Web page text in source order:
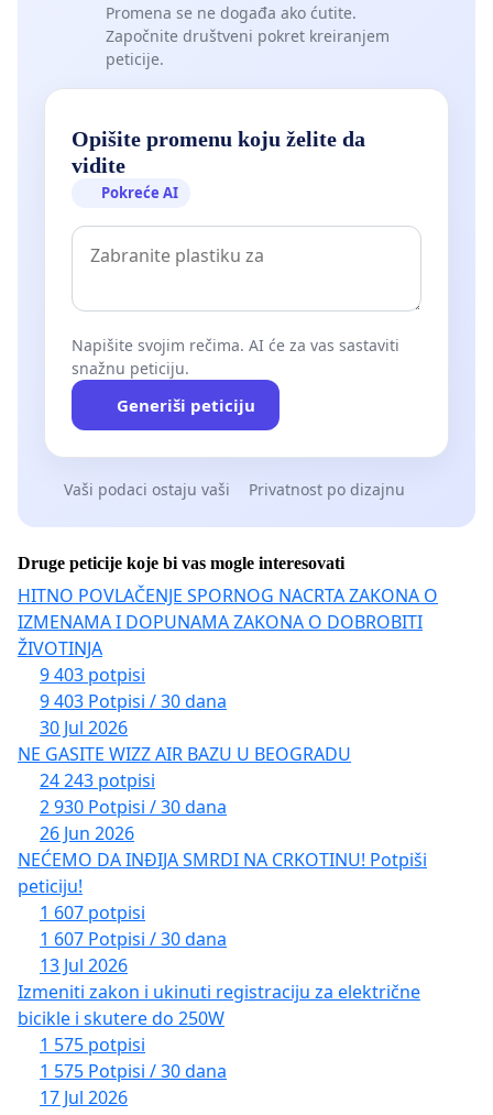
Promena se ne događa ako ćutite.
Započnite društveni pokret kreiranjem
peticije.
Opišite promenu koju želite da
vidite
Pokreće AI
Napišite svojim rečima. AI će za vas sastaviti
snažnu peticiju.
Generiši peticiju
Vaši podaci ostaju vaši Privatnost po dizajnu
Druge peticije koje bi vas mogle interesovati
HITNO POVLAČENJE SPORNOG NACRTA ZAKONA O
IZMENAMA I DOPUNAMA ZAKONA O DOBROBITI
ŽIVOTINJA
9 403 potpisi
9 403 Potpisi / 30 dana
30 Jul 2026
NE GASITE WIZZ AIR BAZU U BEOGRADU
24 243 potpisi
2 930 Potpisi / 30 dana
26 Jun 2026
NEĆEMO DA INĐIJA SMRDI NA CRKOTINU! Potpiši
peticiju!
1 607 potpisi
1 607 Potpisi / 30 dana
13 Jul 2026
Izmeniti zakon i ukinuti registraciju za električne
bicikle i skutere do 250W
1 575 potpisi
1 575 Potpisi / 30 dana
17 Jul 2026